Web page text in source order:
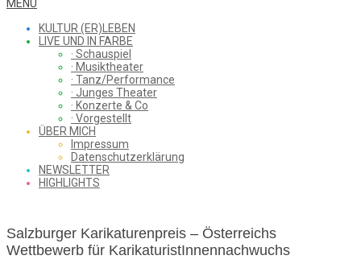
WHAT
SAW
FROM
Menu
MENU
KULTUR (ER)LEBEN
LIVE UND IN FARBE
· Schauspiel
· Musiktheater
· Tanz/Performance
· Junges Theater
· Konzerte & Co
· Vorgestellt
ÜBER MICH
Impressum
Datenschutzerklärung
NEWSLETTER
HIGHLIGHTS
Salzburger Karikaturenpreis – Österreichs
Wettbewerb für KarikaturistInnennachwuchs